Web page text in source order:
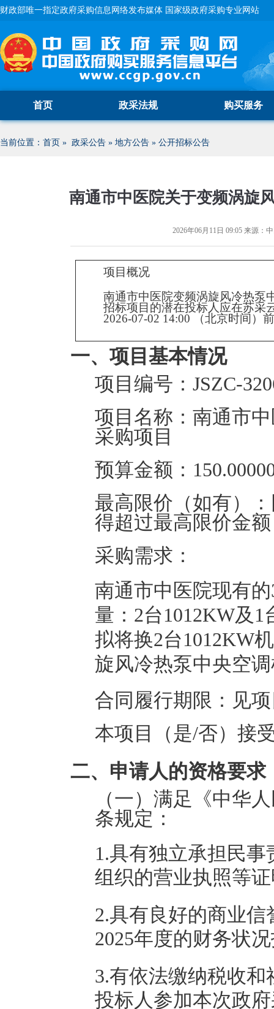
财政部唯一指定政府采购信息网络发布媒体 国家级政府采购专业网站
首页 政采法规 购买服务
当前位置： 首页 » 政采公告 » 地方公告 » 公开招标公告
南通市中医院关于变频涡旋
2026年06月11日 09:05 来源：
项目概况
南通市中医院变频涡旋风冷热泵
招标项目的潜在投标人应在苏采
2026-07-02 14:00 （北京时间）
一、项目基本情况
项目编号： JSZC-
项目名称： 南通市
采购项目
预算金额：
最高限价（如有）：
得超过最高限价金
采购需求：
南通市中医院现有的
量：2台1012KW及1
拟将换2台1012KW
旋风冷热泵中央空
合同履行期限： 见
本项目（是/否）接
二、申请人的资格要求
（一）满足《中华
条规定：
1.具有独立承担民
组织的营业执照等
2.具有良好的商业
2025年度的财务状
3.有依法缴纳税收
投标人参加本次政